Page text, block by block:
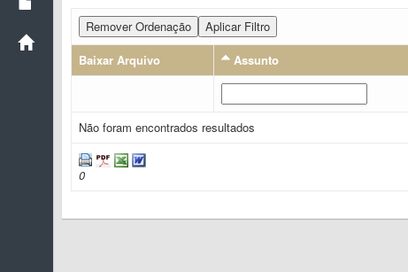
Remover Ordenação
Aplicar Filtro
Baixar Arquivo
Assunto
Não foram encontrados resultados
0